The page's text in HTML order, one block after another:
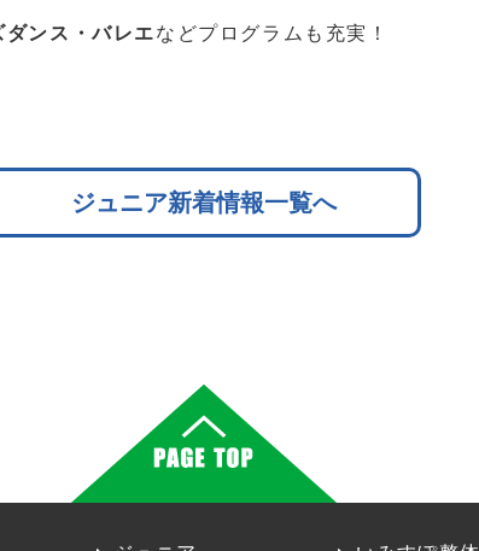
ンス・バレエなどプログラムも充実！
ジュニア新着情報一覧へ